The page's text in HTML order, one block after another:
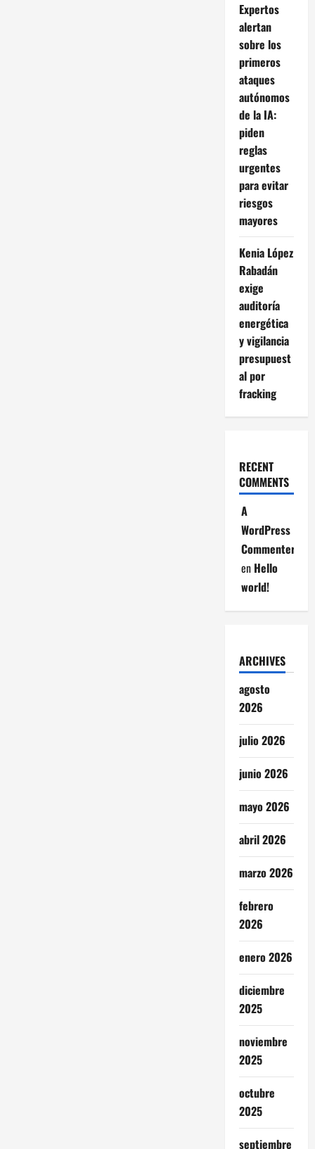
Expertos
alertan
sobre los
primeros
ataques
autónomos
de la IA:
piden
reglas
urgentes
para evitar
riesgos
mayores
Kenia López
Rabadán
exige
auditoría
energética
y vigilancia
presupuest
al por
fracking
RECENT
COMMENTS
A
WordPress
Commenter
en Hello
world!
ARCHIVES
agosto
2026
julio 2026
junio 2026
mayo 2026
abril 2026
marzo 2026
febrero
2026
enero 2026
diciembre
2025
noviembre
2025
octubre
2025
septiembre